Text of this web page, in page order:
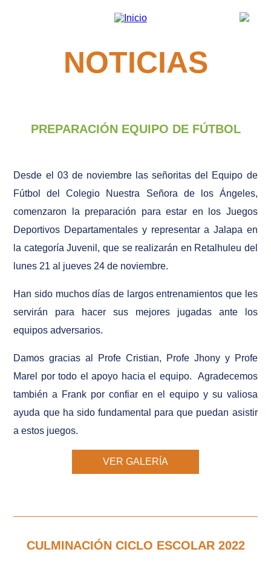
Pasar al contenido principal
NOTICIAS
PREPARACIÓN EQUIPO DE FÚTBOL
Desde el 03 de noviembre las señoritas del Equipo de
Fútbol del Colegio Nuestra Señora de los Ángeles,
comenzaron la preparación para estar en los Juegos
Deportivos Departamentales y representar a Jalapa en
la categoría Juvenil, que se realizarán en Retalhuleu del
lunes 21 al jueves 24 de noviembre.
Han sido muchos días de largos entrenamientos que les
servirán para hacer sus mejores jugadas ante los
equipos adversarios.
Damos gracias al Profe Cristian, Profe Jhony y Profe
Marel por todo el apoyo hacia el equipo. Agradecemos
también a Frank por confiar en el equipo y su valiosa
ayuda que ha sido fundamental para que puedan asistir
a estos juegos.
VER GALERÍA
CULMINACIÓN CICLO ESCOLAR 2022